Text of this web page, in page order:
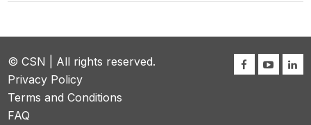
© CSN | All rights reserved.
Privacy Policy
Terms and Conditions
FAQ